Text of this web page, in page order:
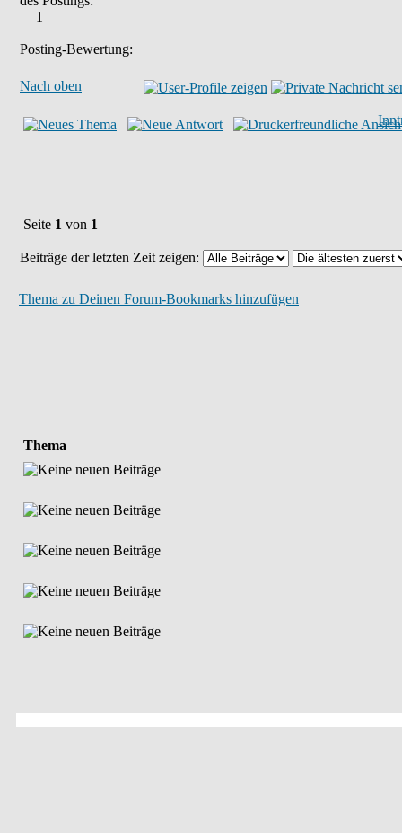
1
Posting-Bewertung:
Nach oben
Seite 1 von 1
Beiträge der letzten Zeit zeigen:
Thema zu Deinen Forum-Bookmarks hinzufügen
Thema